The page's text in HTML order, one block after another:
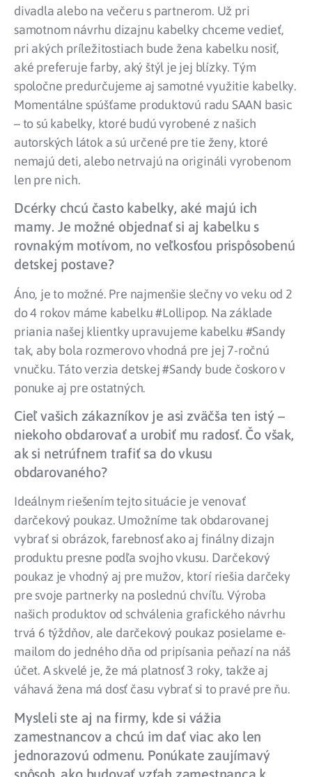
divadla alebo na večeru s partnerom. Už pri
samotnom návrhu dizajnu kabelky chceme vedieť,
pri akých príležitostiach bude žena kabelku nosiť,
aké preferuje farby, aký štýl je jej blízky. Tým
spoločne predurčujeme aj samotné využitie kabelky.
Momentálne spúšťame produktovú radu SAAN basic
– to sú kabelky, ktoré budú vyrobené z našich
autorských látok a sú určené pre tie ženy, ktoré
nemajú deti, alebo netrvajú na origináli vyrobenom
len pre nich.
Dcérky chcú často kabelky, aké majú ich
mamy. Je možné objednať si aj kabelku s
rovnakým motívom, no veľkosťou prispôsobenú
detskej postave?
Áno, je to možné. Pre najmenšie slečny vo veku od 2
do 4 rokov máme kabelku #Lollipop. Na základe
priania našej klientky upravujeme kabelku #Sandy
tak, aby bola rozmerovo vhodná pre jej 7-ročnú
vnučku. Táto verzia detskej #Sandy bude čoskoro v
ponuke aj pre ostatných.
Cieľ vašich zákazníkov je asi zväčša ten istý –
niekoho obdarovať a urobiť mu radosť. Čo však,
ak si netrúfnem trafiť sa do vkusu
obdarovaného?
Ideálnym riešením tejto situácie je venovať
darčekový poukaz. Umožníme tak obdarovanej
vybrať si obrázok, farebnosť ako aj finálny dizajn
produktu presne podľa svojho vkusu. Darčekový
poukaz je vhodný aj pre mužov, ktorí riešia darčeky
pre svoje partnerky na poslednú chvíľu. Výroba
našich produktov od schválenia grafického návrhu
trvá 6 týždňov, ale darčekový poukaz posielame e-
mailom do jedného dňa od pripísania peňazí na náš
účet. A skvelé je, že má platnosť 3 roky, takže aj
váhavá žena má dosť času vybrať si to pravé pre ňu.
Mysleli ste aj na firmy, kde si vážia
zamestnancov a chcú im dať viac ako len
jednorazovú odmenu. Ponúkate zaujímavý
spôsob, ako budovať vzťah zamestnanca k